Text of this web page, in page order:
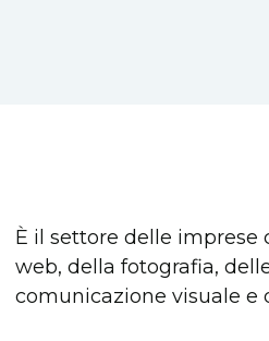
È il settore delle imprese
web, della fotografia,
comunicazione visuale e